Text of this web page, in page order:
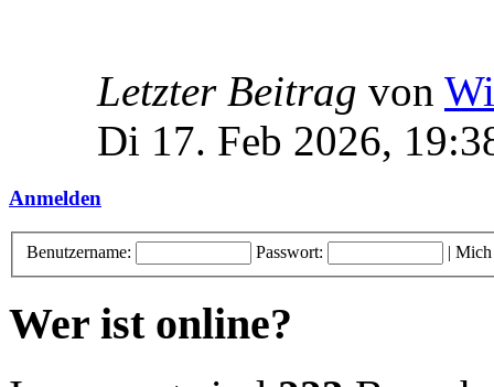
Letzter Beitrag von
Di 17. Feb 2026,
Anmelden
Benutzername: Passwort: | Mich
Wer ist online?